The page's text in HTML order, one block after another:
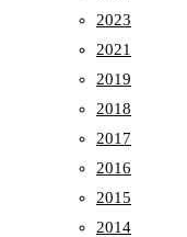
2023
2021
2019
2018
2017
2016
2015
2014